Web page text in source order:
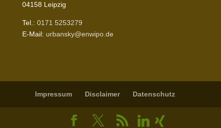
04158Leipzig
Tel.: 0171 5253279
E‑Mail: urbansky@​enwipo.​de
Impressum Disclaimer Daten­schutz